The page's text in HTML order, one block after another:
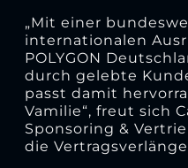
„Mit einer
internationalen
POLYGON
durch gelebte
passt damit
Vamilie“, freut sich
Sponsoring &
die